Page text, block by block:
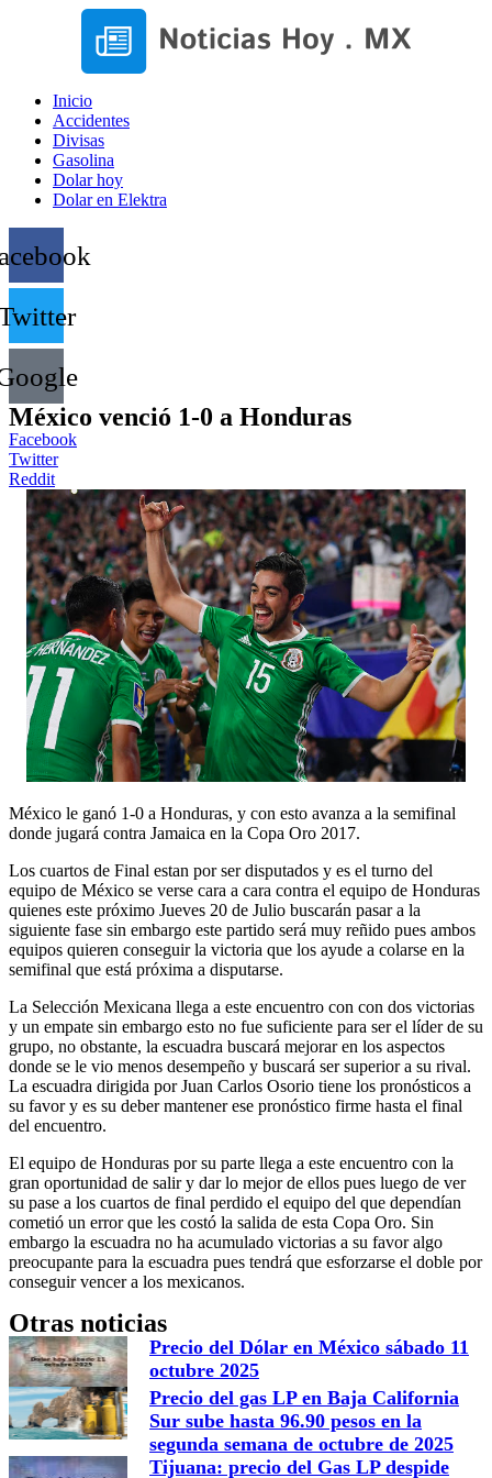
Inicio
Accidentes
Divisas
Gasolina
Dolar hoy
Dolar en Elektra
México venció 1-0 a Honduras
Facebook
Twitter
Reddit
México le ganó 1-0 a Honduras, y con esto avanza a la semifinal
donde jugará contra Jamaica en la Copa Oro 2017.
Los cuartos de Final estan por ser disputados y es el turno del
equipo de México se verse cara a cara contra el equipo de Honduras
quienes este próximo Jueves 20 de Julio buscarán pasar a la
siguiente fase sin embargo este partido será muy reñido pues ambos
equipos quieren conseguir la victoria que los ayude a colarse en la
semifinal que está próxima a disputarse.
La Selección Mexicana llega a este encuentro con con dos victorias
y un empate sin embargo esto no fue suficiente para ser el líder de su
grupo, no obstante, la escuadra buscará mejorar en los aspectos
donde se le vio menos desempeño y buscará ser superior a su rival.
La escuadra dirigida por Juan Carlos Osorio tiene los pronósticos a
su favor y es su deber mantener ese pronóstico firme hasta el final
del encuentro.
El equipo de Honduras por su parte llega a este encuentro con la
gran oportunidad de salir y dar lo mejor de ellos pues luego de ver
su pase a los cuartos de final perdido el equipo del que dependían
cometió un error que les costó la salida de esta Copa Oro. Sin
embargo la escuadra no ha acumulado victorias a su favor algo
preocupante para la escuadra pues tendrá que esforzarse el doble por
conseguir vencer a los mexicanos.
Otras noticias
Precio del Dólar en México sábado 11
octubre 2025
Precio del gas LP en Baja California
Sur sube hasta 96.90 pesos en la
segunda semana de octubre de 2025
Tijuana: precio del Gas LP despide